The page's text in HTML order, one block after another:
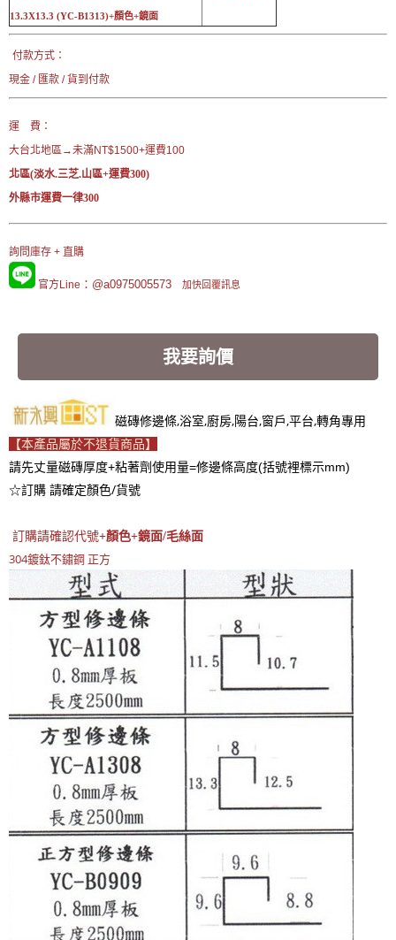
13.3X13.3 (YC-B1313)+顏色+鏡面
付款方式：
現金 / 匯款 / 貨到付款
運 費：
大台北地區→未滿NT$1500+運費100
北區(淡水.三芝.山區+運費300)
外縣市運費一律300
詢問庫存 + 直購
官方Line ：@a0975005573 加快回覆訊息
我要詢價
磁磚修邊條,浴室,廚房,陽台,窗戶,平台,轉角專用
【本產品屬於不退貨商品】
請先丈量磁磚厚度+粘著劑使用量=修邊條高度(括號裡標示mm)
☆訂購 請確定顏色/貨號
訂購請確認代號+顏色+鏡面/毛絲面
304鍍鈦不鏽鋼 正方